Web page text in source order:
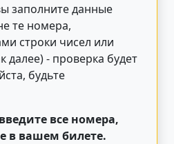
заполните данные
те номера,
строки чисел или
далее) - проверка будет
будьте
все номера,
в вашем билете.